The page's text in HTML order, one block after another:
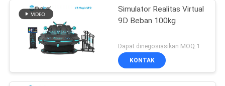
Simulator Realitas Virtual
9D Beban 100kg
Dapat dinegosiasikan MOQ:1
KONTAK